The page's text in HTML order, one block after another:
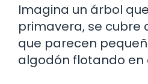
Imagina un árbol
primavera, se cubre
que parecen
algodón flotando en